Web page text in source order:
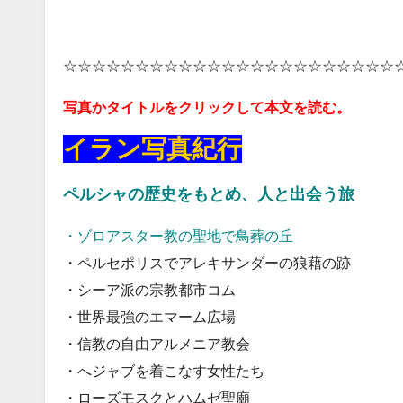
写真かタイトルをクリックして本文を読む。
イラン写真紀行
ペルシャの歴史をもとめ、人と出会う旅
・ゾロアスター教の聖地で鳥葬の丘
・ペルセポリスでアレキサンダーの狼藉の跡
・シーア派の宗教都市コム
・世界最強のエマーム広場
・信教の自由アルメニア教会
・へジャブを着こなす女性たち
・ローズモスクとハムゼ聖廟